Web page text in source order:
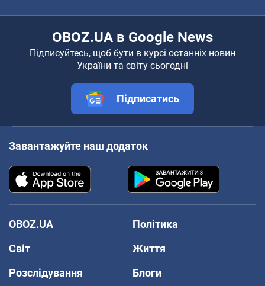
OBOZ.UA в Google News
Підписуйтесь, щоб бути в курсі останніх новин
України та світу сьогодні
Підписатись
Завантажуйте наш додаток
OBOZ.UA
Політика
Світ
Життя
Розслідування
Блоги